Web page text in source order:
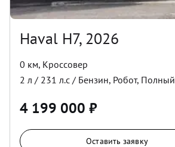
Haval H7, 2026
0 км, Кроссовер
2 л / 231 л.с / Бензин, Робот, Полный
4 199 000 ₽
Оставить заявку